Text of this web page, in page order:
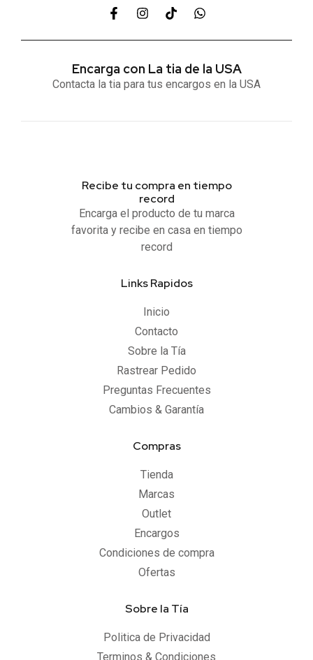
Encarga con La tia de la USA
Contacta la tia para tus encargos en la USA
Recibe tu compra en tiempo
record
Encarga el producto de tu marca
favorita y recibe en casa en tiempo
record
Links Rapidos
Inicio
Contacto
Sobre la Tía
Rastrear Pedido
Preguntas Frecuentes
Cambios & Garantía
Compras
Tienda
Marcas
Outlet
Encargos
Condiciones de compra
Ofertas
Sobre la Tía
Politica de Privacidad
Terminos & Condiciones